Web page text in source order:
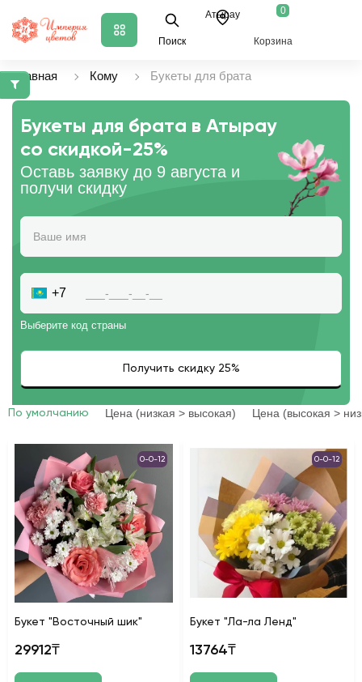
Поиск
Атырау 0
Корзина
Главная Кому Букеты для брата
Букеты для брата в Атырау
со скидкой-25%
Оставь заявку до 9 августа и
получи скидку
+7
Выберите код страны
По умолчанию Цена (низкая > высокая) Цена (высокая >
0-0-12
Букет "Восточный шик"
29912₸
0-0-12
Букет "Ла-ла Ленд"
13764₸